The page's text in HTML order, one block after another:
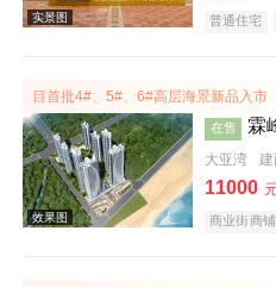
实景图
普通住宅
目首批4#、5#、6#高层海景新品入市
在售 霖
大亚湾
11000
商业街商铺